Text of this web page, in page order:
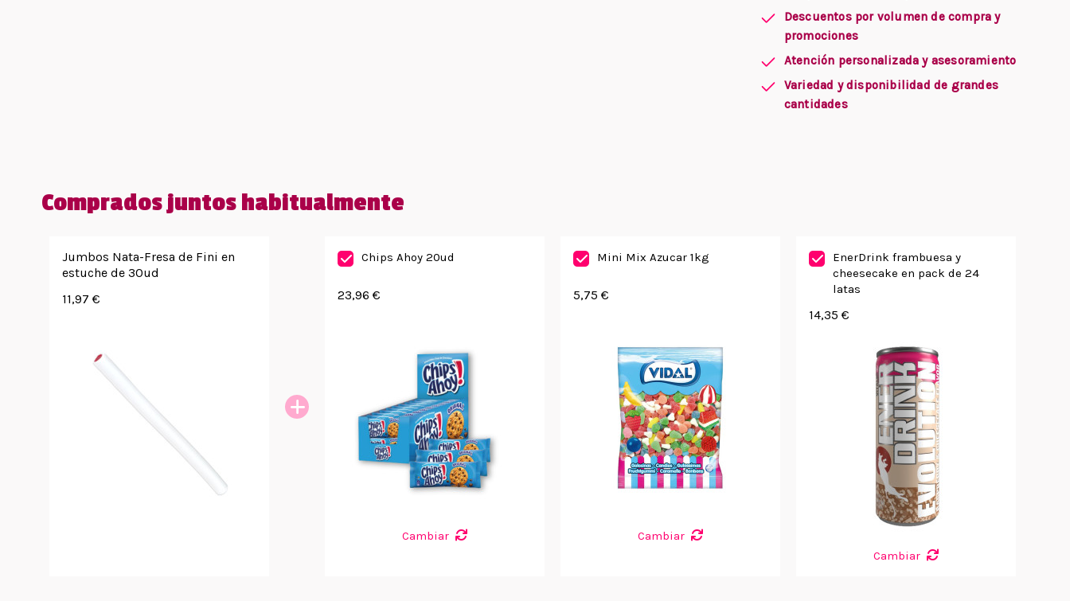
Descuentos por volumen de compra y
promociones
Atención personalizada y asesoramiento
Variedad y disponibilidad de grandes
cantidades
Comprados juntos habitualmente
Jumbos Nata-Fresa de Fini en
estuche de 30ud
11,97 €
Chips Ahoy 20ud
23,96 €
Cambiar
Mini Mix Azucar 1kg
5,75 €
Cambiar
EnerDrink frambuesa y
cheesecake en pack de 24
latas
14,35 €
Cambiar